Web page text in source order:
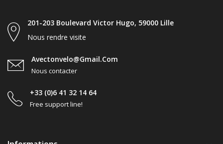
201-203 Boulevard Victor Hugo, 59000 Lille
Nous rendre visite
Avectonvelo@gmail.com
Nous contacter
+33 (0)6 41 32 14 64
Free support line!